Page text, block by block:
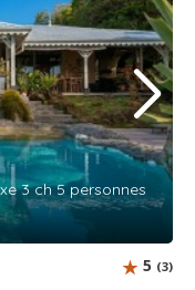
3 ch 5 personnes
5 (3)